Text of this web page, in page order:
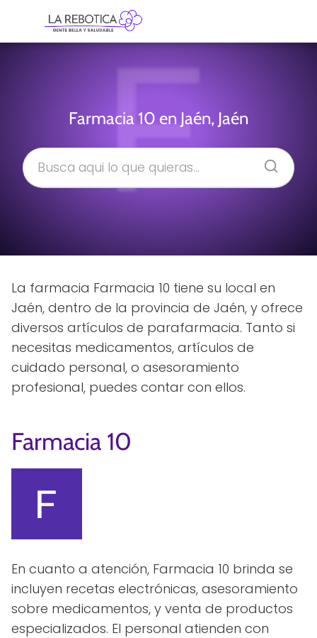
Farmacia 10 en Jaén, Jaén
La farmacia Farmacia 10 tiene su local en
Jaén, dentro de la provincia de Jaén, y ofrece
diversos artículos de parafarmacia. Tanto si
necesitas medicamentos, artículos de
cuidado personal, o asesoramiento
profesional, puedes contar con ellos.
Farmacia 10
En cuanto a atención, Farmacia 10 brinda se
incluyen recetas electrónicas, asesoramiento
sobre medicamentos, y venta de productos
especializados. El personal atienden con